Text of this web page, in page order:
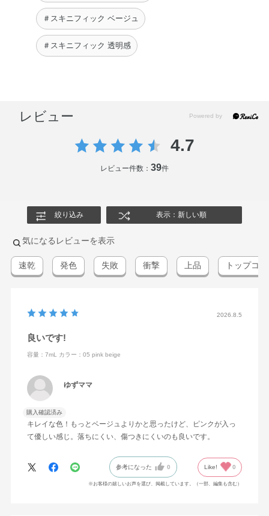
＃スキニフィック ベージュ
＃スキニフィック 透明感
レビュー
4.7
レビュー件数： 39件
絞り込み 表示：新しい順
気になるレビューを表示
速乾 発色 失敗 衝撃 上品 トップコ
2026.8.5
良いです!
容量：7mL カラー：05 pink beige
ゆずママ
購入確認済み
キレイな色！もっとベージュよりかと思ったけど、ピンクが入っ
て優しい感じ。落ちにくい、傷つきにくいのも良いです。
参考になった 0 Like! 0
※お客様の嬉しいお声を選び、掲載しています。（一部、編集も含む）